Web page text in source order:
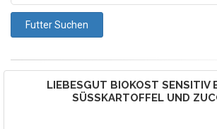
LIEBESGUT BIOKOST SENSITIV
SÜSSKARTOFFEL UND